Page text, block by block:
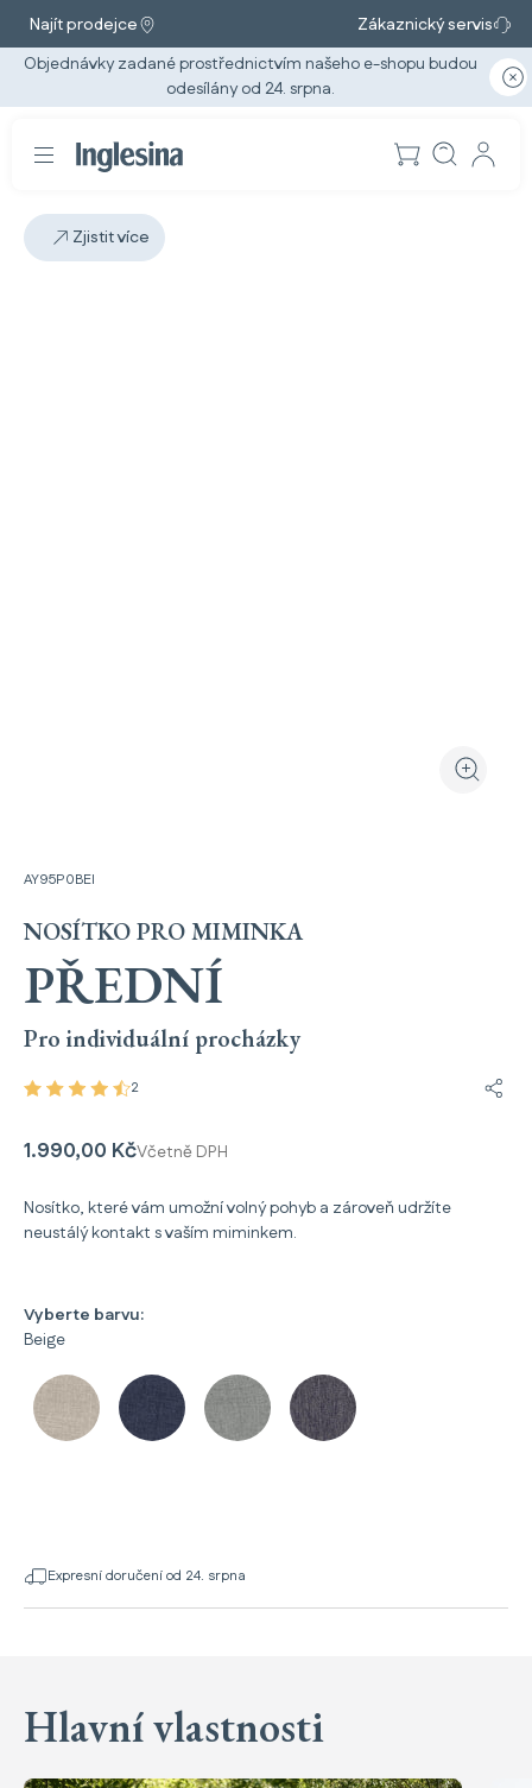
Najít prodejce
Zákaznický servis
Objednávky zadané prostřednictvím našeho e-shopu budou
odesílány od 24. srpna.
Zjistit více
Prohlédnout
Přiblížit
AY95P0BEI
NOSÍTKO PRO MIMINKA
PŘEDNÍ
Pro individuální procházky
2
1.990,00 KčVčetně DPH
Nosítko, které vám umožní volný pohyb a zároveň udržíte
neustálý kontakt s vaším miminkem.
Vyberte barvu:
Beige
Expresní doručení od 24. srpna
Hlavní vlastnosti